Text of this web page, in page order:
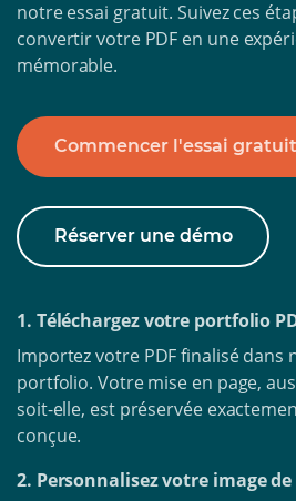
notre essai gratuit. Suivez ces
convertir votre PDF en une
mémorable.
Commencer l'essai gratuit
Réserver une démo
1. Téléchargez votre portfolio
Importez votre PDF finalisé dans
portfolio. Votre mise en page,
soit-elle, est préservée
conçue.
2. Personnalisez votre image